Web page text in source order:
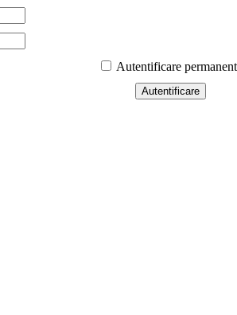
Autentificare